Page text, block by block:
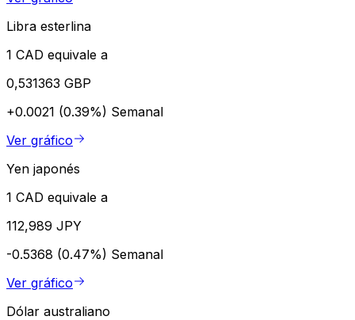
Libra esterlina
1 CAD equivale a
0,531363 GBP
+0.0021 (0.39%) Semanal
Ver gráfico
Yen japonés
1 CAD equivale a
112,989 JPY
-0.5368 (0.47%) Semanal
Ver gráfico
Dólar australiano